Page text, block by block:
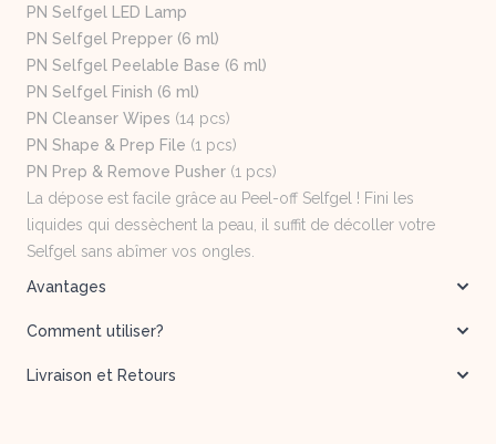
PN Selfgel LED Lamp
PN Selfgel Prepper (6 ml)
PN Selfgel Peelable Base (6 ml)
PN Selfgel Finish (6 ml)
PN Cleanser Wipes (14 pcs)
PN Shape & Prep File (1 pcs)
PN Prep & Remove Pusher (1 pcs)
La dépose est facile grâce au Peel-off Selfgel ! Fini les
liquides qui dessèchent la peau, il suffit de décoller votre
Selfgel sans abîmer vos ongles.
Avantages
Comment utiliser?
Livraison et Retours